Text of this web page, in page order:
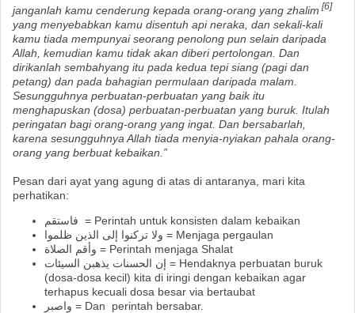
janganlah kamu cenderung kepada orang-orang yang zhalim [6]
yang menyebabkan kamu disentuh api neraka, dan sekali-kali
kamu tiada mempunyai seorang penolong pun selain daripada
Allah, kemudian kamu tidak akan diberi pertolongan. Dan
dirikanlah sembahyang itu pada kedua tepi siang (pagi dan
petang) dan pada bahagian permulaan daripada malam.
Sesungguhnya perbuatan-perbuatan yang baik itu
menghapuskan (dosa) perbuatan-perbuatan yang buruk. Itulah
peringatan bagi orang-orang yang ingat. Dan bersabarlah,
karena sesungguhnya Allah tiada menyia-nyiakan pahala orang-
orang yang berbuat kebaikan.”
Pesan dari ayat yang agung di atas di antaranya, mari kita
perhatikan:
= Perintah untuk konsisten dalam kebaikan
= Menjaga pergaulan
= Perintah menjaga Shalat
= Hendaknya perbuatan buruk
(dosa-dosa kecil) kita di iringi dengan kebaikan agar
terhapus kecuali dosa besar via bertaubat
= Dan perintah bersabar.